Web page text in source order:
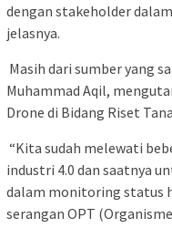
dengan stakeholder
jelasnya.
Masih dari sumber yang
Muhammad Aqil,
Drone di Bidang Riset
“Kita sudah melewati
industri 4.0 dan saatnya
dalam monitoring status
serangan OPT